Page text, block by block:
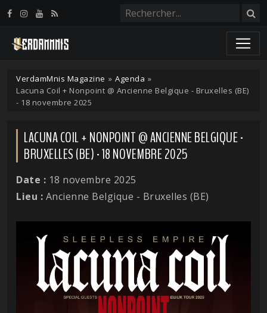
VerdamMnis Magazine » Agenda »
Lacuna Coil + Nonpoint @ Ancienne Belgique - Bruxelles (BE)
- 18 novembre 2025
LACUNA COIL + NONPOINT @ ANCIENNE BELGIQUE -
BRUXELLES (BE) - 18 NOVEMBRE 2025
Date : 18 novembre 2025
Lieu : Ancienne Belgique - Bruxelles (BE)
Panneau de gestion des cookies